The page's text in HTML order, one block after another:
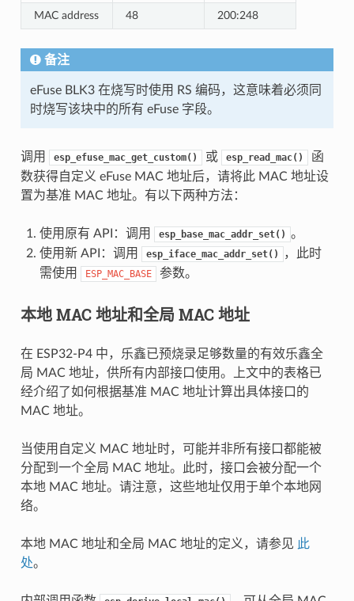
MAC address 48 200:248
备注
eFuse BLK3 在烧写时使用 RS 编码，这意味着必须同
时烧写该块中的所有 eFuse 字段。
调用 esp_efuse_mac_get_custom() 或 esp_read_mac()
函
数获得自定义 eFuse MAC 地址后，请将此 MAC 地址设
置为基准 MAC 地址。有以下两种方法：
使用原有 API：调用 esp_base_mac_addr_set() 。
使用新 API：调用
esp_iface_mac_addr_set()
，此时
需使用
ESP_MAC_BASE 参数。
本地 MAC 地址和全局 MAC 地址
在 ESP32-P4 中，乐鑫已预烧录足够数量的有效乐鑫全
局 MAC 地址，供所有内部接口使用。上文中的表格已
经介绍了如何根据基准 MAC 地址计算出具体接口的
MAC 地址。
当使用自定义 MAC 地址时，可能并非所有接口都能被
分配到一个全局 MAC 地址。此时，接口会被分配一个
本地 MAC 地址。请注意，这些地址仅用于单个本地网
络。
本地 MAC 地址和全局 MAC 地址的定义，请参见 此
处。